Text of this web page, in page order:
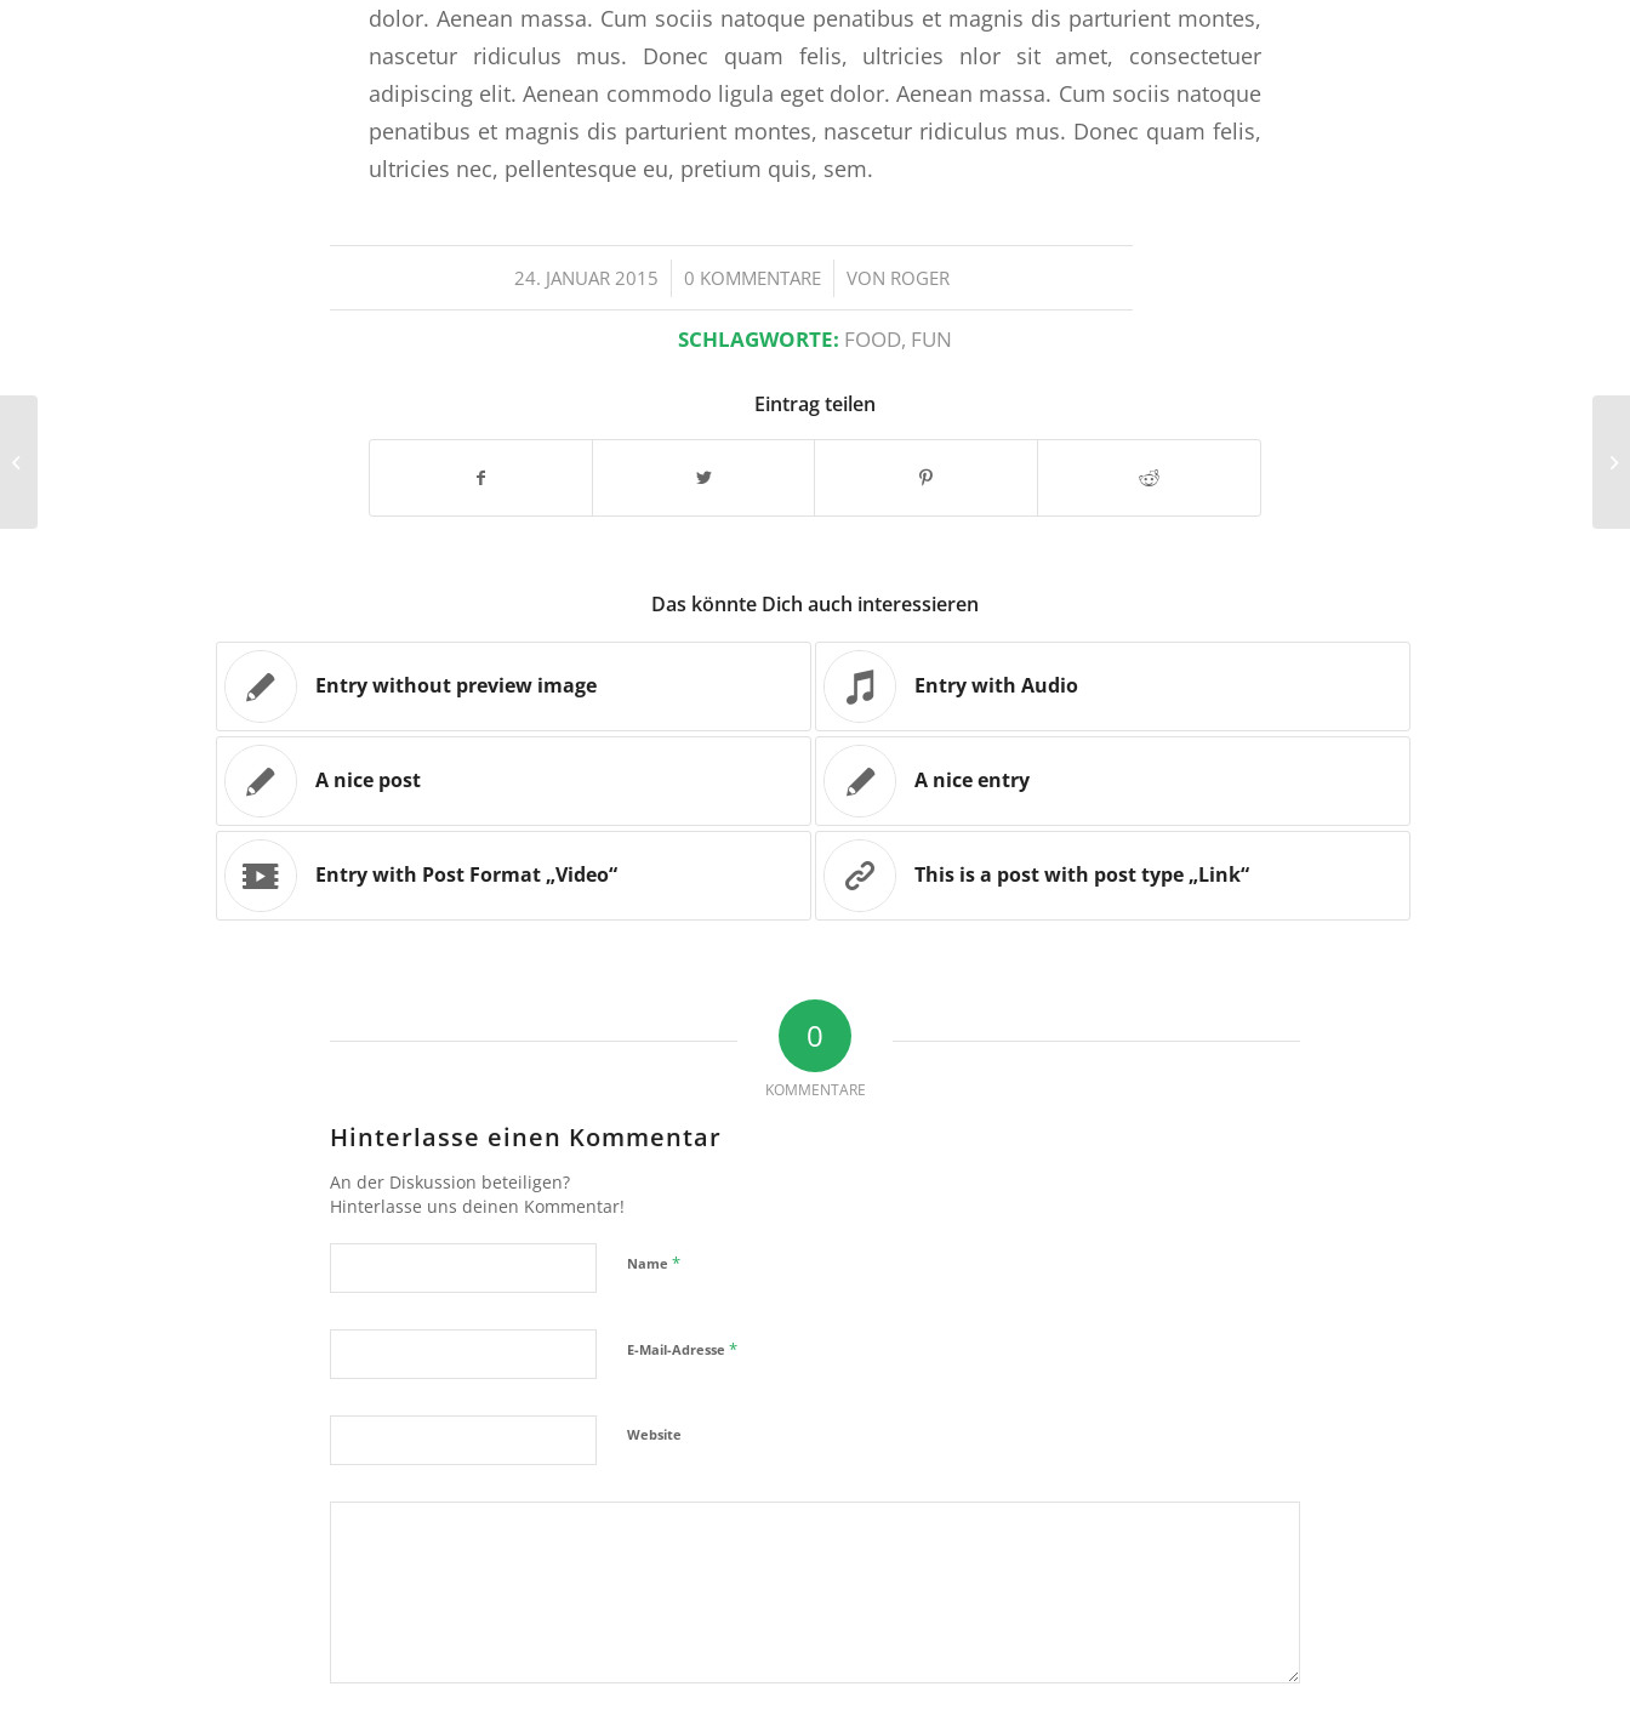
dolor. Aenean massa. Cum sociis natoque penatibus et magnis dis parturient montes,
nascetur ridiculus mus. Donec quam felis, ultricies nlor sit amet, consectetuer
adipiscing elit. Aenean commodo ligula eget dolor. Aenean massa. Cum sociis natoque
penatibus et magnis dis parturient montes, nascetur ridiculus mus. Donec quam felis,
ultricies nec, pellentesque eu, pretium quis, sem.
24. JANUAR 2015
/ 0 KOMMENTARE
/ VON ROGER
SCHLAGWORTE: FOOD, FUN
Eintrag teilen
Das könnte Dich auch interessieren
Entry without preview image Entry with Audio
A nice post A nice entry
Entry with Post Format „Video“ This is a post with post type „Link“
0
KOMMENTARE
Hinterlasse einen Kommentar
An der Diskussion beteiligen?
Hinterlasse uns deinen Kommentar!
Name *
E-Mail-Adresse *
Website